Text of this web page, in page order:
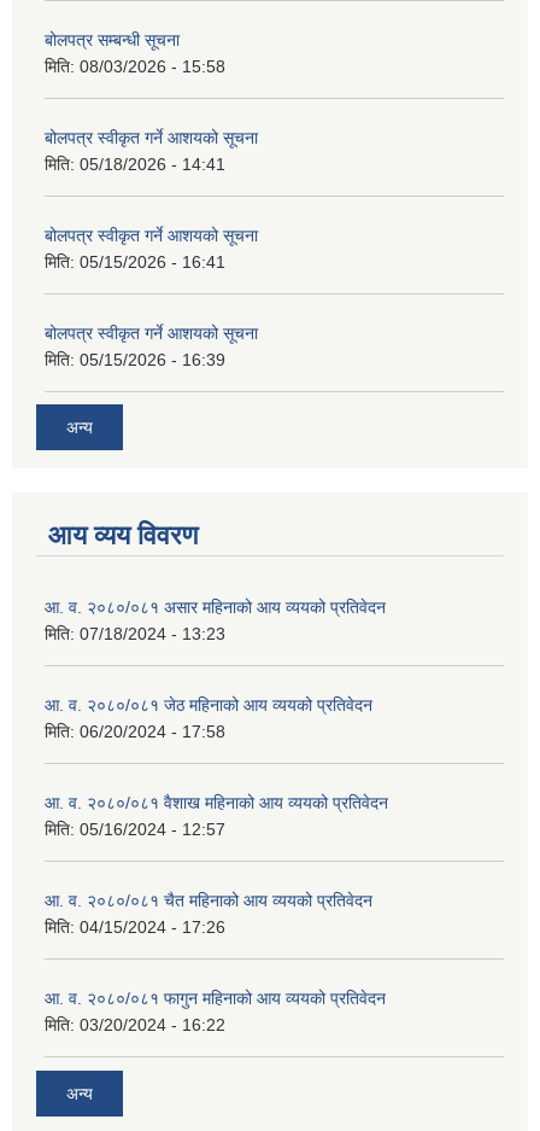
बोलपत्र सम्बन्धी सूचना
मिति: 08/03/2026 - 15:58
बोलपत्र स्वीकृत गर्ने आशयको सूचना
मिति: 05/18/2026 - 14:41
बोलपत्र स्वीकृत गर्ने आशयको सूचना
मिति: 05/15/2026 - 16:41
बोलपत्र स्वीकृत गर्ने आशयको सूचना
मिति: 05/15/2026 - 16:39
अन्य
आय व्यय विवरण
आ. व. २०८०/०८१ असार महिनाको आय व्ययको प्रतिवेदन
मिति: 07/18/2024 - 13:23
आ. व. २०८०/०८१ जेठ महिनाको आय व्ययको प्रतिवेदन
मिति: 06/20/2024 - 17:58
आ. व. २०८०/०८१ वैशाख महिनाको आय व्ययको प्रतिवेदन
मिति: 05/16/2024 - 12:57
आ. व. २०८०/०८१ चैत महिनाको आय व्ययको प्रतिवेदन
मिति: 04/15/2024 - 17:26
आ. व. २०८०/०८१ फागुन महिनाको आय व्ययको प्रतिवेदन
मिति: 03/20/2024 - 16:22
अन्य